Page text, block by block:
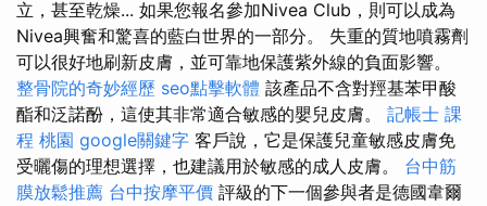
立，甚至乾燥... 如果您報名參加Nivea Club，則可以成為
Nivea興奮和驚喜的藍白世界的一部分。 失重的質地噴霧劑
可以很好地刷新皮膚，並可靠地保護紫外線的負面影響。
整骨院的奇妙經歷 seo點擊軟體 該產品不含對羥基苯甲酸
酯和泛諾酚，這使其非常適合敏感的嬰兒皮膚。 記帳士 課
程 桃園 google關鍵字 客戶說，它是保護兒童敏感皮膚免
受曬傷的理想選擇，也建議用於敏感的成人皮膚。 台中筋
膜放鬆推薦 台中按摩平價 評級的下一個參與者是德國韋爾